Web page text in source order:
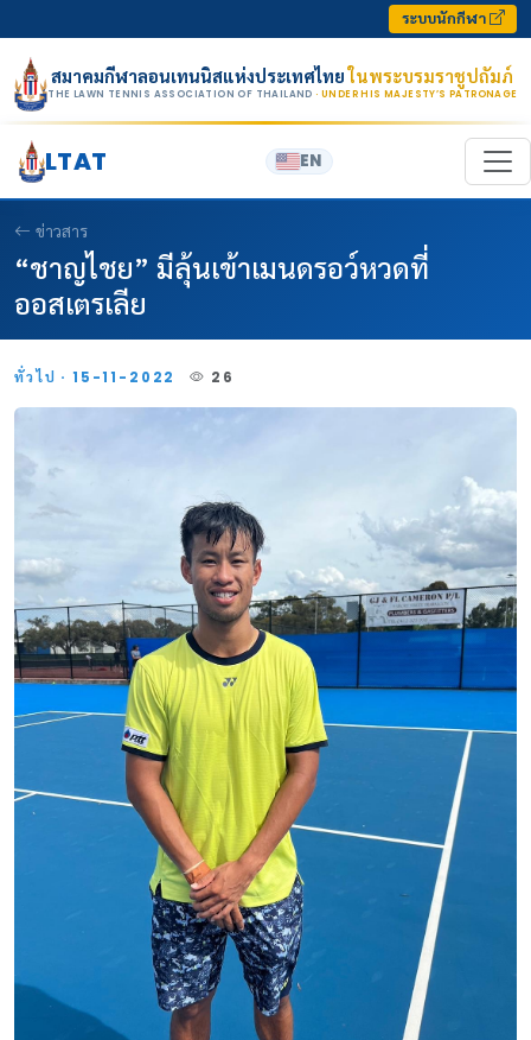
ระบบนักกีฬา
สมาคมกีฬาลอนเทนนิสแห่งประเทศไทยในพระบรมราชูปถัมภ์
THE LAWN TENNIS ASSOCIATION OF THAILAND · UNDER HIS MAJESTY’S PATRONAGE
LTAT EN
ข่าวสาร
“ชาญไชย” มีลุ้นเข้าเมนดรอว์หวดที่
ออสเตรเลีย
ทั่วไป · 15-11-2022 26